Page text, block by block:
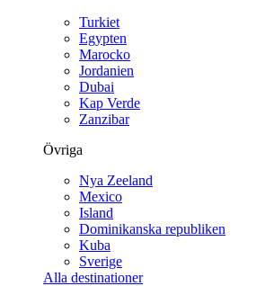
Turkiet
Egypten
Marocko
Jordanien
Dubai
Kap Verde
Zanzibar
Övriga
Nya Zeeland
Mexico
Island
Dominikanska republiken
Kuba
Sverige
Alla destinationer